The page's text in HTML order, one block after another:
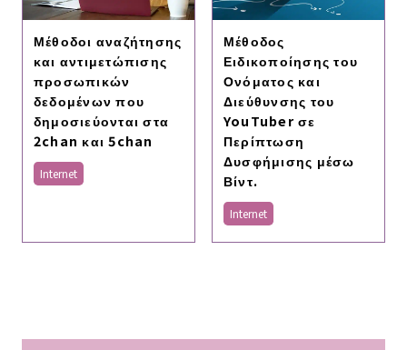
Μέθοδοι αναζήτησης
και αντιμετώπισης
προσωπικών
δεδομένων που
δημοσιεύονται στα
2chan και 5chan
Internet
Μέθοδος
Ειδικοποίησης του
Ονόματος και
Διεύθυνσης του
YouTuber σε
Περίπτωση
Δυσφήμισης μέσω
Βίντ.
Internet